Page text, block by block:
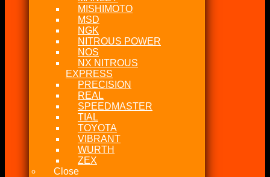
MISHIMOTO
MSD
NGK
NITROUS POWER
NOS
NX NITROUS
EXPRESS
PRECISION
REAL
SPEEDMASTER
TIAL
TOYOTA
VIBRANT
WURTH
ZEX
Close